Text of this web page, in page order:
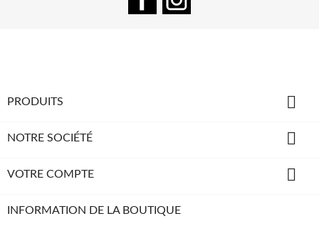
PRODUITS 
NOTRE SOCIÉTÉ 
VOTRE COMPTE 
INFORMATION DE LA BOUTIQUE